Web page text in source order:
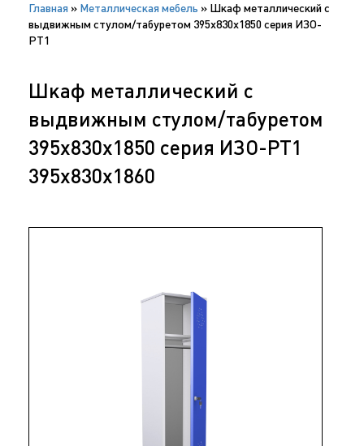
Главная » Металлическая мебель » Шкаф металлический с
выдвижным стулом/табуретом 395х830х1850 серия ИЗО-
РТ1
Шкаф металлический с
выдвижным стулом/табуретом
395х830х1850 серия ИЗО-РТ1
395х830х1860